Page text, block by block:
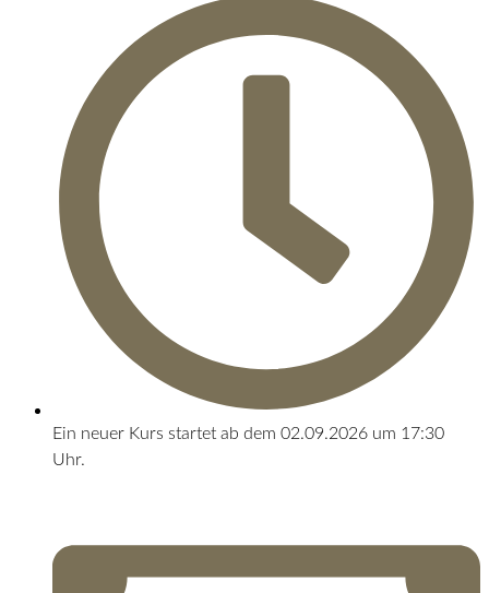
Ein neuer Kurs startet ab dem 02.09.2026 um 17:30
Uhr.